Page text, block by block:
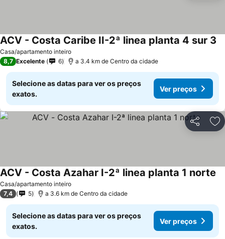
Casa/apartamento inteiro
ACV - Costa Caribe II-2ª linea planta 4 sur 3
8,7 Excelente 6 a 3.4 km de Centro da cidade
Selecione as datas para ver os preços
exatos.
Ver preços
Partilhar
Casa/apartamento inteiro
ACV - Costa Azahar I-2ª linea planta 1 norte
7,4 5 a 3.6 km de Centro da cidade
Selecione as datas para ver os preços
exatos.
Ver preços